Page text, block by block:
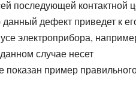
последующей контактной
дефект приведет к
электроприбора,
случае несет
показан пример